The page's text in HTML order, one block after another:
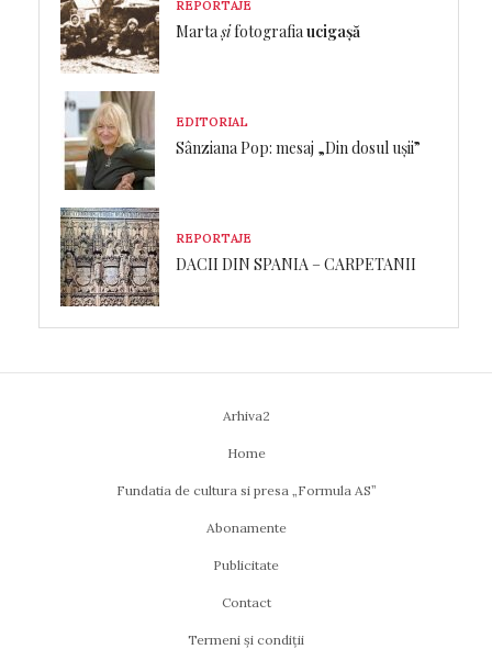
REPORTAJE
Martașifotografiaucigașă
EDITORIAL
Sânziana Pop: mesaj „Din dosul ușii”
REPORTAJE
DACII DIN SPANIA – CARPETANII
Arhiva2
Home
Fundatia de cultura si presa „Formula AS”
Abonamente
Publicitate
Contact
Termeni și condiții